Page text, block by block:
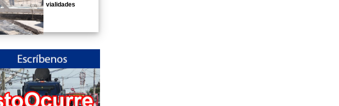
vialidades